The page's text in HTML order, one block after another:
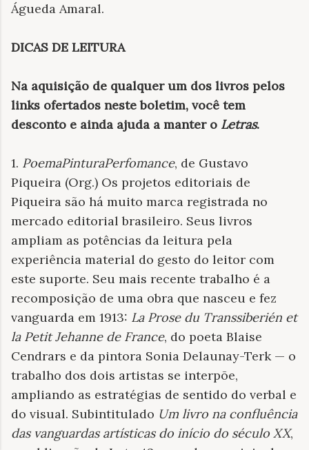
Águeda Amaral.
DICAS DE LEITURA
Na aquisição de qualquer um dos livros pelos
links ofertados neste boletim, você tem
desconto e ainda ajuda a manter o Letras.
1. PoemaPinturaPerfomance, de Gustavo
Piqueira (Org.) Os projetos editoriais de
Piqueira são há muito marca registrada no
mercado editorial brasileiro. Seus livros
ampliam as potências da leitura pela
experiência material do gesto do leitor com
este suporte. Seu mais recente trabalho é a
recomposição de uma obra que nasceu e fez
vanguarda em 1913: La Prose du Transsiberién et
la Petit Jehanne de France, do poeta Blaise
Cendrars e da pintora Sonia Delaunay-Terk — o
trabalho dos dois artistas se interpõe,
ampliando as estratégias de sentido do verbal e
do visual. Subintitulado Um livro na confluência
das vanguardas artísticas do início do século XX,